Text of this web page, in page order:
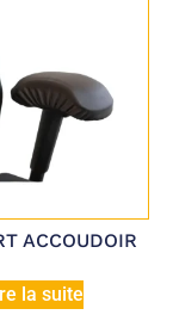
ACCOUDOIR
la suite